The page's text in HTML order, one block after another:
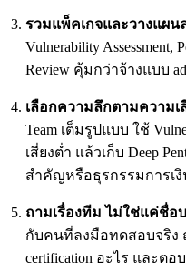
รวมแพ็คเกจและวางแผน
Vulnerability Assessment,
Review คุ้มกว่าจ้างแบบ
เลือกความลึกตามความเ
Team เต็มรูปแบบ ใช้
เสี่ยงต่ำ แล้วเก็บ Deep
สำคัญหรือธุรกรรมการเ
ถามเรื่องทีม ไม่ใช่แค่ชื่อ
กับคนที่ลงมือทดสอบจริง
certification อะไร และตอ